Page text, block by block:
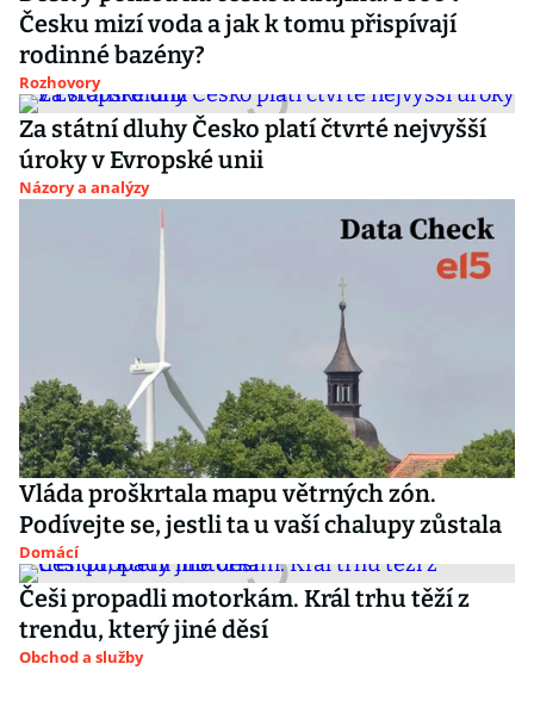
Česku mizí voda a jak k tomu přispívají
rodinné bazény?
Rozhovory
Za státní dluhy Česko platí čtvrté nejvyšší
úroky v Evropské unii
Názory a analýzy
Vláda proškrtala mapu větrných zón.
Podívejte se, jestli ta u vaší chalupy zůstala
Domácí
Češi propadli motorkám. Král trhu těží z
trendu, který jiné děsí
Obchod a služby